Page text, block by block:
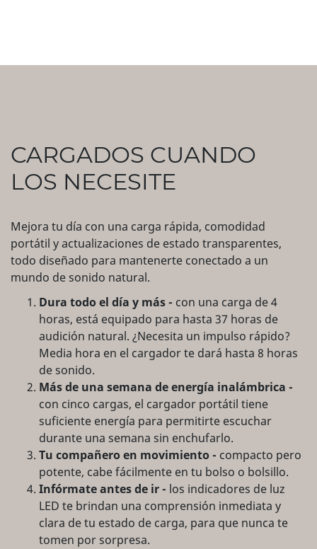
CARGADOS CUANDO
LOS NECESITE
Mejora tu día con una carga rápida, comodidad
portátil y actualizaciones de estado transparentes,
todo diseñado para mantenerte conectado a un
mundo de sonido natural.
Dura todo el día y más - con una carga de 4
horas, está equipado para hasta 37 horas de
audición natural. ¿Necesita un impulso rápido?
Media hora en el cargador te dará hasta 8 horas
de sonido.
Más de una semana de energía inalámbrica -
con cinco cargas, el cargador portátil tiene
suficiente energía para permitirte escuchar
durante una semana sin enchufarlo.
Tu compañero en movimiento - compacto pero
potente, cabe fácilmente en tu bolso o bolsillo.
Infórmate antes de ir - los indicadores de luz
LED te brindan una comprensión inmediata y
clara de tu estado de carga, para que nunca te
tomen por sorpresa.